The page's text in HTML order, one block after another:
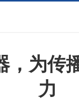
，为传
力